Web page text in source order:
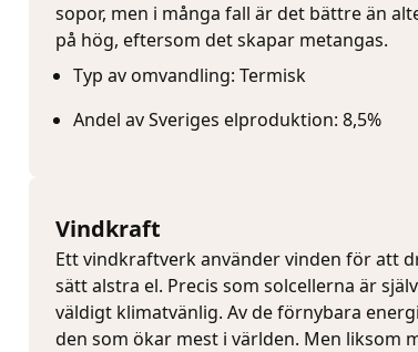
sopor, men i många fall är det bättre än
på hög, eftersom det skapar metangas.
Typ av omvandling: Termisk
Andel av Sveriges elproduktion: 8,5%
Vindkraft
Ett vindkraftverk använder vinden för att
sätt alstra el. Precis som solcellerna är
väldigt klimatvänlig. Av de förnybara
den som ökar mest i världen. Men liksom